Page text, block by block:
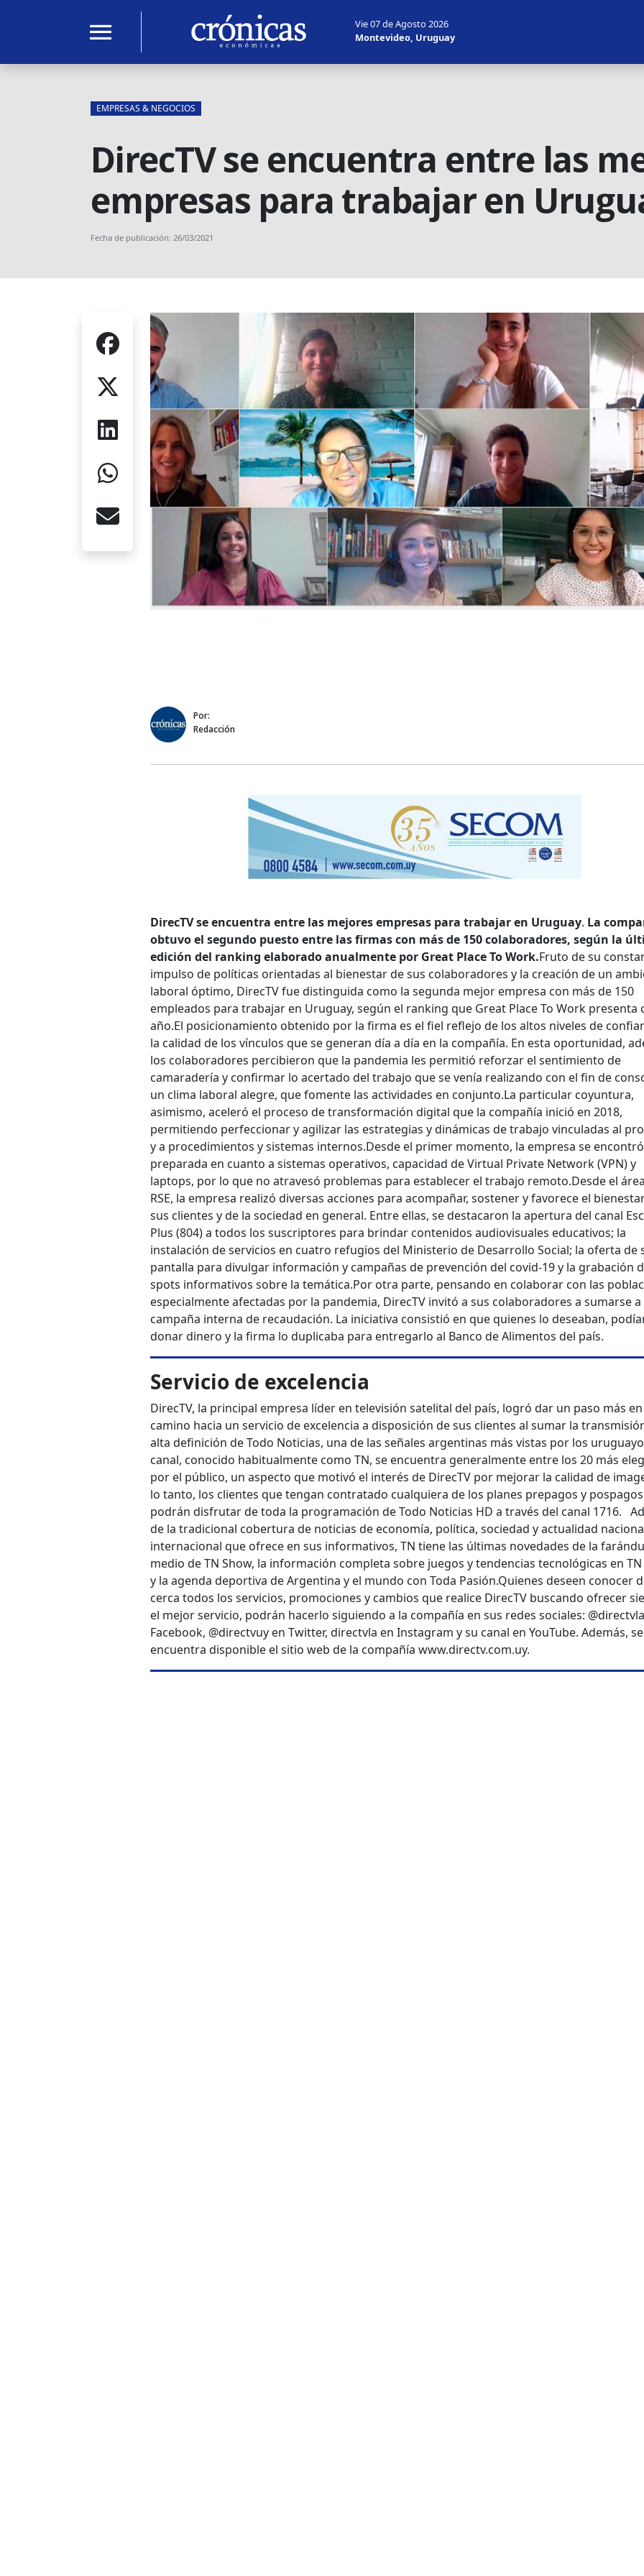
menu
Vie 07 de Agosto 2026
Montevideo, Uruguay
EMPRESAS & NEGOCIOS
DirecTV se encuentra entre las
empresas para trabajar en
Fecha de publicación: 26/03/2021
Por:
Redacción
DirecTV se encuentra entre las mejores empresas para trabajar en Uruguay. La
obtuvo el segundo puesto entre las firmas con más de 150 colaboradores, según la
edición del ranking elaborado anualmente por Great Place To Work.Fruto de su
impulso de políticas orientadas al bienestar de sus colaboradores y la creación de un
laboral óptimo, DirecTV fue distinguida como la segunda mejor empresa con más de 150
empleados para trabajar en Uruguay, según el ranking que Great Place To Work presenta
año.El posicionamiento obtenido por la firma es el fiel reflejo de los altos niveles de
la calidad de los vínculos que se generan día a día en la compañía. En esta oportunidad,
los colaboradores percibieron que la pandemia les permitió reforzar el sentimiento de
camaradería y confirmar lo acertado del trabajo que se venía realizando con el fin de
un clima laboral alegre, que fomente las actividades en conjunto.La particular coyuntura,
asimismo, aceleró el proceso de transformación digital que la compañía inició en 2018,
permitiendo perfeccionar y agilizar las estrategias y dinámicas de trabajo vinculadas al
y a procedimientos y sistemas internos.Desde el primer momento, la empresa se encontró
preparada en cuanto a sistemas operativos, capacidad de Virtual Private Network (VPN) y
laptops, por lo que no atravesó problemas para establecer el trabajo remoto.Desde el
RSE, la empresa realizó diversas acciones para acompañar, sostener y favorece el
sus clientes y de la sociedad en general. Entre ellas, se destacaron la apertura del canal
Plus (804) a todos los suscriptores para brindar contenidos audiovisuales educativos; la
instalación de servicios en cuatro refugios del Ministerio de Desarrollo Social; la oferta de
pantalla para divulgar información y campañas de prevención del covid-19 y la grabación
spots informativos sobre la temática.Por otra parte, pensando en colaborar con las
especialmente afectadas por la pandemia, DirecTV invitó a sus colaboradores a sumarse
campaña interna de recaudación. La iniciativa consistió en que quienes lo deseaban,
donar dinero y la firma lo duplicaba para entregarlo al Banco de Alimentos del país.
Servicio de excelencia
DirecTV, la principal empresa líder en televisión satelital del país, logró dar un paso más
camino hacia un servicio de excelencia a disposición de sus clientes al sumar la
alta definición de Todo Noticias, una de las señales argentinas más vistas por los
canal, conocido habitualmente como TN, se encuentra generalmente entre los 20 más
por el público, un aspecto que motivó el interés de DirecTV por mejorar la calidad de
lo tanto, los clientes que tengan contratado cualquiera de los planes prepagos y pospagos
podrán disfrutar de toda la programación de Todo Noticias HD a través del canal 1716.
de la tradicional cobertura de noticias de economía, política, sociedad y actualidad
internacional que ofrece en sus informativos, TN tiene las últimas novedades de la
medio de TN Show, la información completa sobre juegos y tendencias tecnológicas en TN
y la agenda deportiva de Argentina y el mundo con Toda Pasión.Quienes deseen conocer
cerca todos los servicios, promociones y cambios que realice DirecTV buscando ofrecer
el mejor servicio, podrán hacerlo siguiendo a la compañía en sus redes sociales:
Facebook, @directvuy en Twitter, directvla en Instagram y su canal en YouTube. Además, se
encuentra disponible el sitio web de la compañía www.directv.com.uy.